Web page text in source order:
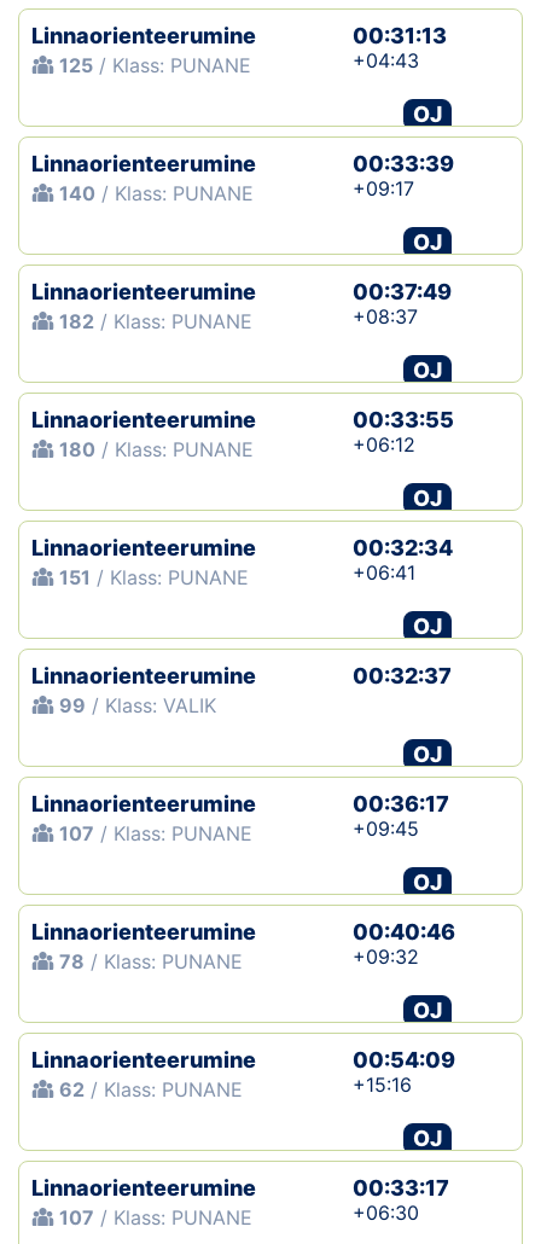
Linnaorienteerumine
125 / Klass: PUNANE
00:31:13
+04:43
OJ
Linnaorienteerumine
140 / Klass: PUNANE
00:33:39
+09:17
OJ
Linnaorienteerumine
182 / Klass: PUNANE
00:37:49
+08:37
OJ
Linnaorienteerumine
180 / Klass: PUNANE
00:33:55
+06:12
OJ
Linnaorienteerumine
151 / Klass: PUNANE
00:32:34
+06:41
OJ
Linnaorienteerumine
99 / Klass: VALIK
00:32:37
OJ
Linnaorienteerumine
107 / Klass: PUNANE
00:36:17
+09:45
OJ
Linnaorienteerumine
78 / Klass: PUNANE
00:40:46
+09:32
OJ
Linnaorienteerumine
62 / Klass: PUNANE
00:54:09
+15:16
OJ
Linnaorienteerumine
107 / Klass: PUNANE
00:33:17
+06:30